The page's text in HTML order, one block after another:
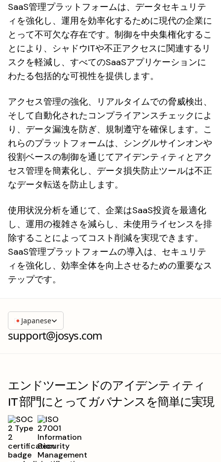
SaaS管理プラットフォームは、データセキュリテ
ィを強化し、運用を効率化するために現代の企業に
とって不可欠な存在です。制御を中央集権化するこ
とにより、シャドウITや不正アクセスに関連するリ
スクを軽減し、すべてのSaaSアプリケーションに
わたる包括的な可視性を提供します。
アクセス管理の強化、リアルタイムでの脅威検出、
そして自動化されたコンプライアンスチェックによ
り、データ漏洩を防ぎ、規制遵守を確保します。こ
れらのプラットフォームは、シングルサインオンや
役割ベースの制御を通じてアイデンティティとアク
セス管理を簡素化し、データ損失防止ツールは不正
なデータ転送を防止します。
使用状況分析を通じて、企業はSaaS投資を最適化
し、運用の複雑さを減らし、未使用ライセンスを排
除することによってコスト削減を実現できます。
SaaS管理プラットフォームの導入は、セキュリテ
ィを強化し、効率全体を向上させるための重要なス
テップです。
support@josys.com
Japanese
エンドツーエンドのアイデンティティ
IT 部門にとってガバナンスを簡単に実現